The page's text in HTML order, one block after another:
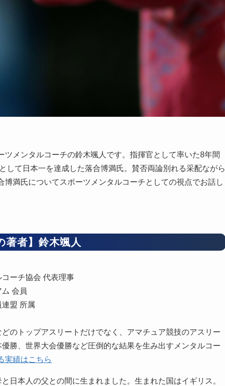
メンタルコーチの鈴木颯人です。指揮官として率いた8年間
て日本一を達成した落合博満氏。賛否両論別れる采配ながら
満氏についてスポーツメンタルコーチとしての視点でお話し
著者】鈴木颯人
ーチ協会 代表理事
会員
盟 所属
のトップアスリートだけでなく、アマチュア競技のアスリー
勝、世界大会優勝など圧倒的な結果を生み出すメンタルコー
実績はこちら
日本人の父との間に生まれました。生まれた国はイギリス。